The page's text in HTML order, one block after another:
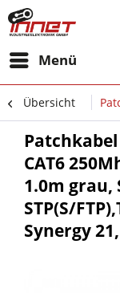
Menü
Übersicht
Patchkabel
CAT6
1.0m grau,
STP(S/
Synergy 21,